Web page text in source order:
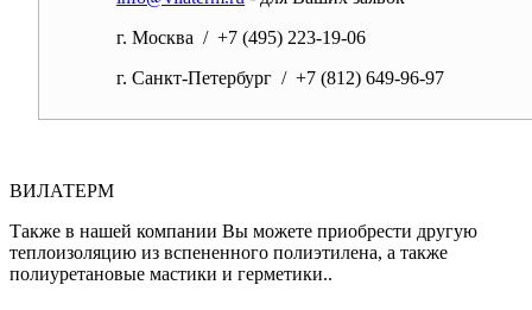
г. Москва / +7 (495) 223-19-06
г. Санкт-Петербург / +7 (812) 649-96-97
ВИЛАТЕРМ
Также в нашей компании Вы можете приобрести другую
теплоизоляцию из вспененного полиэтилена, а также
полиуретановые мастики и герметики..